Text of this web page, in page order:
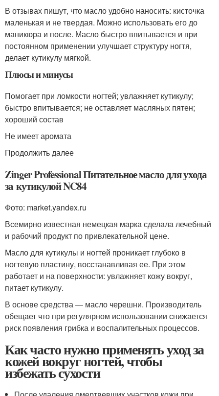
В отзывах пишут, что масло удобно наносить: кисточка
маленькая и не твердая. Можно использовать его до
маникюра и после. Масло быстро впитывается и при
постоянном применении улучшает структуру ногтя,
делает кутикулу мягкой.
Плюсы и минусы
Помогает при ломкости ногтей; увлажняет кутикулу;
быстро впитывается; не оставляет масляных пятен;
хороший состав
Не имеет аромата
Продолжить далее
Zinger Professional Питательное масло для ухода
за кутикулой NC84
Фото: market.yandex.ru
Всемирно известная немецкая марка сделала лечебный
и рабочий продукт по привлекательной цене.
Масло для кутикулы и ногтей проникает глубоко в
ногтевую пластину, восстанавливая ее. При этом
работает и на поверхности: увлажняет кожу вокруг,
питает кутикулу.
В основе средства — масло черешни. Производитель
обещает что при регулярном использовании снижается
риск появления грибка и воспалительных процессов.
Как часто нужно применять уход за
кожей вокруг ногтей, чтобы
избежать сухости